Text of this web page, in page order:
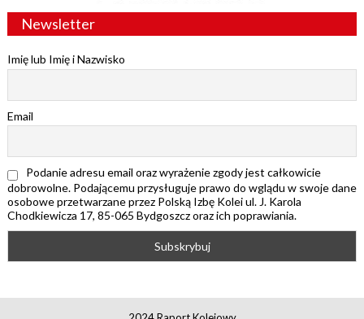
Newsletter
Imię lub Imię i Nazwisko
Email
Podanie adresu email oraz wyrażenie zgody jest całkowicie
dobrowolne. Podającemu przysługuje prawo do wglądu w swoje dane
osobowe przetwarzane przez Polską Izbę Kolei ul. J. Karola
Chodkiewicza 17, 85-065 Bydgoszcz oraz ich poprawiania.